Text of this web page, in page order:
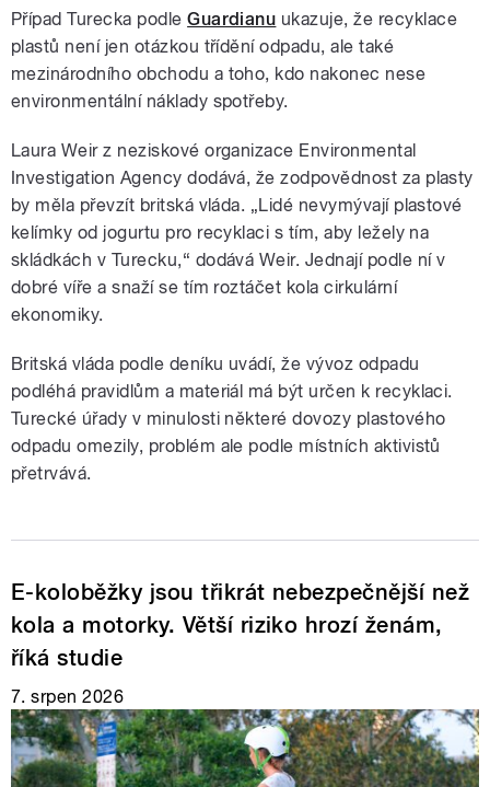
Případ Turecka podleGuardianu ukazuje, že recyklace
plastů není jen otázkou třídění odpadu, ale také
mezinárodního obchodu a toho, kdo nakonec nese
environmentální náklady spotřeby.
Laura Weir z neziskové organizace Environmental
Investigation Agency dodává, že zodpovědnost za plasty
by měla převzít britská vláda. „Lidé nevymývají plastové
kelímky od jogurtu pro recyklaci s tím, aby ležely na
skládkách v Turecku,“ dodává Weir. Jednají podle ní v
dobré víře a snaží se tím roztáčet kola cirkulární
ekonomiky.
Britská vláda podle deníku uvádí, že vývoz odpadu
podléhá pravidlům a materiál má být určen k recyklaci.
Turecké úřady v minulosti některé dovozy plastového
odpadu omezily, problém ale podle místních aktivistů
přetrvává.
E-koloběžky jsou třikrát nebezpečnější než
kola a motorky. Větší riziko hrozí ženám,
říká studie
7. srpen 2026